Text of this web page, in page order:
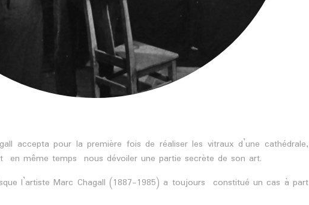
accepta pour la première fois de réaliser les vitraux d’une cathédrale,
en même temps nous dévoiler une partie secrète de son art.
l’artiste Marc Chagall (1887-1985) a toujours constitué un cas à part